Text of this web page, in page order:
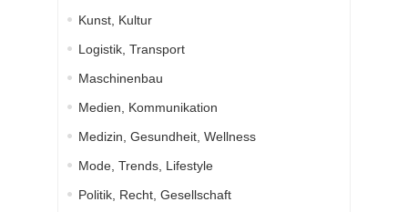
Kunst, Kultur
Logistik, Transport
Maschinenbau
Medien, Kommunikation
Medizin, Gesundheit, Wellness
Mode, Trends, Lifestyle
Politik, Recht, Gesellschaft